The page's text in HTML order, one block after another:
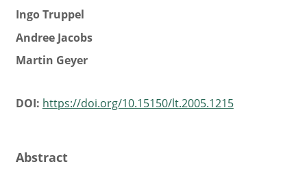
Ingo Truppel
Andree Jacobs
Martin Geyer
DOI: https://doi.org/10.15150/lt.2005.1215
Abstract